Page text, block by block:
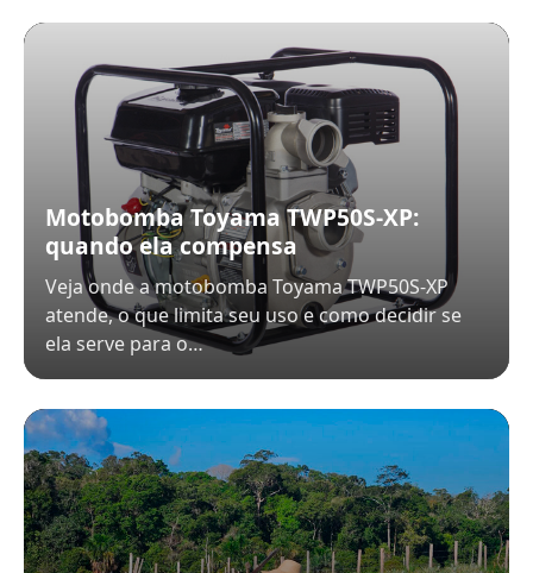
Motobomba Toyama TWP50S-XP:
quando ela compensa
Veja onde a motobomba Toyama TWP50S-XP
atende, o que limita seu uso e como decidir se
ela serve para o…